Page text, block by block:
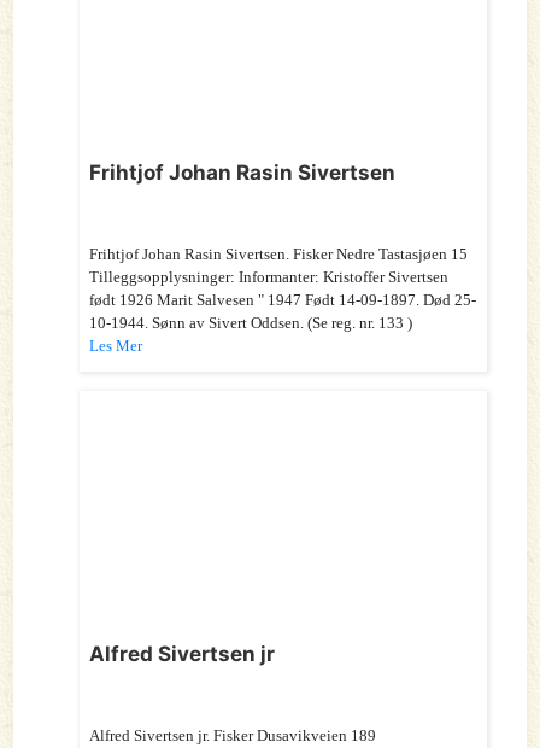
Frihtjof Johan Rasin Sivertsen
Frihtjof Johan Rasin Sivertsen. Fisker Nedre Tastasjøen 15
Tilleggsopplysninger: Informanter: Kristoffer Sivertsen
født 1926 Marit Salvesen " 1947 Født 14-09-1897. Død 25-
10-1944. Sønn av Sivert Oddsen. (Se reg. nr. 133 )
Les Mer
Alfred Sivertsen jr
Alfred Sivertsen jr. Fisker Dusavikveien 189